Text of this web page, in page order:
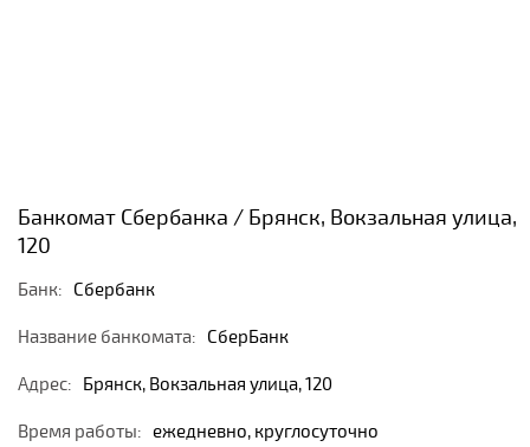
Банкомат Сбербанка / Брянск, Вокзальная улица,
120
Банк: Сбербанк
Название банкомата: СберБанк
Адрес: Брянск, Вокзальная улица, 120
Время работы: ежедневно, круглосуточно